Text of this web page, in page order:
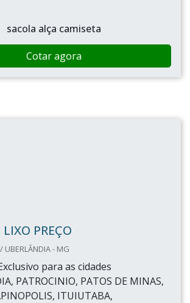
sacola alça camiseta
Cotar agora
PREÇO
UBERLÂNDIA - MG
para as cidades
PATROCINIO, PATOS DE MINAS,
ITUIUTABA,